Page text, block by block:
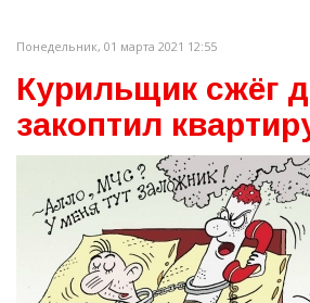
Понедельник, 01 марта 2021 12:55
Курильщик сжёг
закоптил